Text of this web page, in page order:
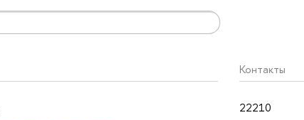
Контакты
22210